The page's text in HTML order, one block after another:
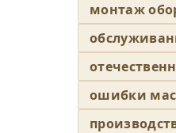
монтаж
ошибки